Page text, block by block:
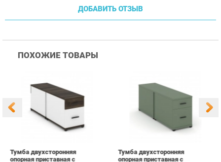
Купить
ящиком и распашным
фасадом Рива CONCEPT
CN.DTGO-004 B/W Дуб
Мали Белый бриллиант
Черный
21 690 ₽ Купить
ящиком и распашным
фасадом Рива CONCEPT
info@office-ekb.ru
Коллекции
О проекте